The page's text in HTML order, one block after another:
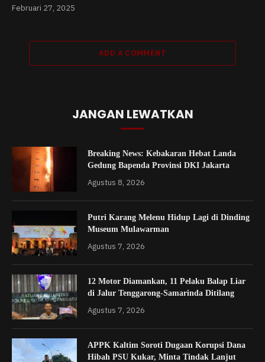
Februari 27, 2025
ADD A COMMENT
JANGAN LEWATKAN
Breaking News: Kebakaran Hebat Landa
Gedung Bapenda Provinsi DKI Jakarta
Agustus 8, 2026
Putri Karang Melenu Hidup Lagi di Dinding
Museum Mulawarman
Agustus 7, 2026
12 Motor Diamankan, 11 Pelaku Balap Liar
di Jalur Tenggarong-Samarinda Ditilang
Agustus 7, 2026
APPK Kaltim Soroti Dugaan Korupsi Dana
Hibah PSU Kukar, Minta Tindak Lanjut